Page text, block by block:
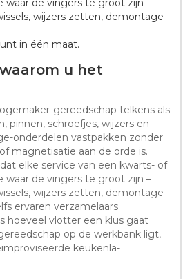
waar de vingers te groot zijn –
wijzers zetten, demontage
in één maat.
u het
gereedschap telkens als
pinnen, schroefjes, wijzers en
onderdelen vastpakken zonder
magnetisatie aan de orde is.
elke service van een kwarts- of
waar de vingers te groot zijn –
wijzers zetten, demontage
ervaren verzamelaars
hoeveel vlotter een klus gaat
op de werkbank ligt,
keukenla-